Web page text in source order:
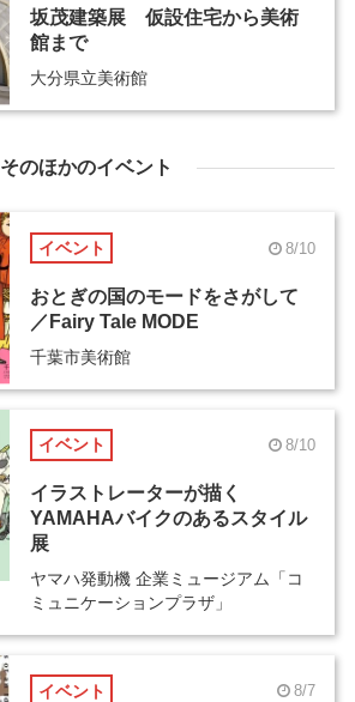
坂茂建築展 仮設住宅から美術
館まで
大分県立美術館
そのほかのイベント
イベント 8/10
おとぎの国のモードをさがして
／Fairy Tale MODE
千葉市美術館
イベント 8/10
イラストレーターが描く
YAMAHAバイクのあるスタイル
展
ヤマハ発動機 企業ミュージアム「コ
ミュニケーションプラザ」
イベント 8/7